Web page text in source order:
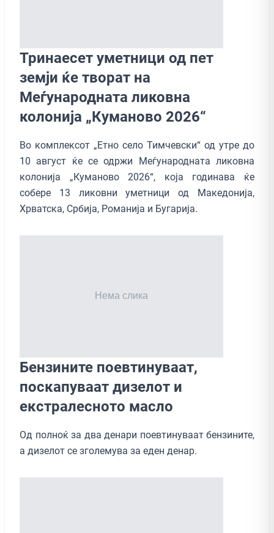
Тринаесет уметници од пет
земји ќе творат на
Меѓународната ликовна
колонија „Куманово 2026“
Во комплексот „Етно село Тимчевски“ од утре до
10 август ќе се одржи Меѓународната ликовна
колонија „Куманово 2026“, која годинава ќе
собере 13 ликовни уметници од Македонија,
Хрватска, Србија, Романија и Бугарија.
Бензините поевтинуваат,
поскапуваат дизелот и
екстралесното масло
Од полноќ за два денари поевтинуваат бензините,
а дизелот се зголемува за еден денар.